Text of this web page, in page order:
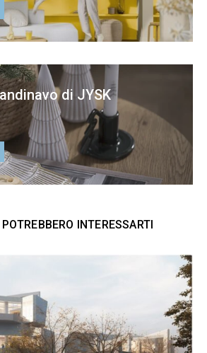
di JYSK
INTERESSARTI